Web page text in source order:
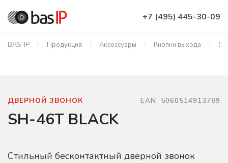
+7 (495) 445-30-09
BAS-IP Продукция Аксессуары Кнопки выхода
ДВЕРНОЙ ЗВОНОК EAN: 5060514913789
SH-46T BLACK
Стильный бесконтактный дверной звонок